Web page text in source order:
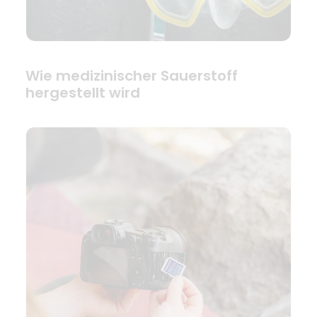
Wie medizinischer Sauerstoff
hergestellt wird